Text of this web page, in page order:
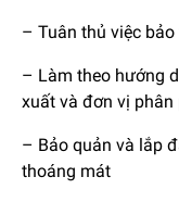
– Tuân thủ việc
– Làm theo hướng
xuất và đơn vị
– Bảo quản và lắp
thoáng mát